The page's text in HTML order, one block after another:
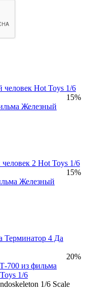
15%
Железный
15%
Железный
20%
700 из фильма
1/6
1/6 Scale